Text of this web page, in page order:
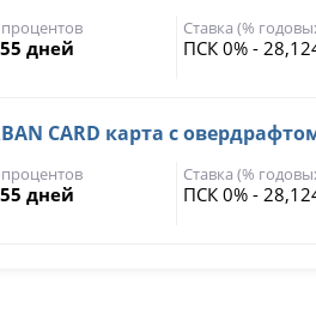
процентов
дней
Ставка (%
ПСК 0% -
CARD карта с
процентов
дней
Ставка (%
ПСК 0% -